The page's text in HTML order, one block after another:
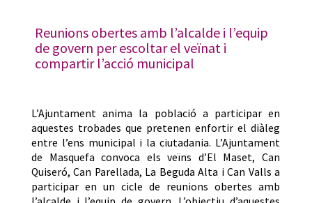
Reunions obertes amb l’alcalde i l’equip
de govern per escoltar el veïnat i
compartir l’acció municipal
L’Ajuntament anima la població a participar en
aquestes trobades que pretenen enfortir el diàleg
entre l’ens municipal i la ciutadania. L’Ajuntament
de Masquefa convoca els veïns d’El Maset, Can
Quiseró, Can Parellada, La Beguda Alta i Can Valls a
participar en un cicle de reunions obertes amb